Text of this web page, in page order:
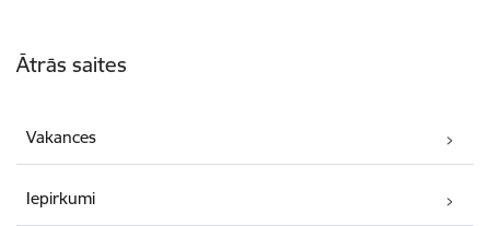
Ātrās saites
Vakances
Iepirkumi